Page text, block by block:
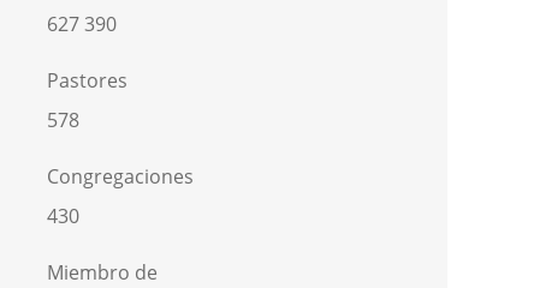
627 390
Pastores
578
Congregaciones
430
Miembro de